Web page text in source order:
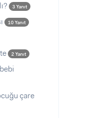
3 Yanıt
10 Yanıt
2 Yanıt
çare